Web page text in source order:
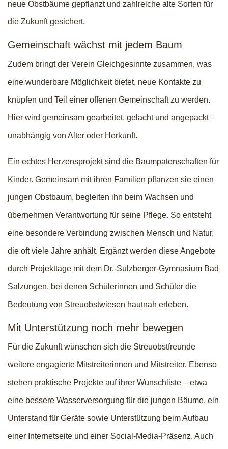
neue Obstbäume gepflanzt und zahlreiche alte Sorten für
die Zukunft gesichert.
Gemeinschaft wächst mit jedem Baum
Zudem bringt der Verein Gleichgesinnte zusammen, was
eine wunderbare Möglichkeit bietet, neue Kontakte zu
knüpfen und Teil einer offenen Gemeinschaft zu werden.
Hier wird gemeinsam gearbeitet, gelacht und angepackt –
unabhängig von Alter oder Herkunft.
Ein echtes Herzensprojekt sind die Baumpatenschaften für
Kinder. Gemeinsam mit ihren Familien pflanzen sie einen
jungen Obstbaum, begleiten ihn beim Wachsen und
übernehmen Verantwortung für seine Pflege. So entsteht
eine besondere Verbindung zwischen Mensch und Natur,
die oft viele Jahre anhält. Ergänzt werden diese Angebote
durch Projekttage mit dem Dr.-Sulzberger-Gymnasium Bad
Salzungen, bei denen Schülerinnen und Schüler die
Bedeutung von Streuobstwiesen hautnah erleben.
Mit Unterstützung noch mehr bewegen
Für die Zukunft wünschen sich die Streuobstfreunde
weitere engagierte Mitstreiterinnen und Mitstreiter. Ebenso
stehen praktische Projekte auf ihrer Wunschliste – etwa
eine bessere Wasserversorgung für die jungen Bäume, ein
Unterstand für Geräte sowie Unterstützung beim Aufbau
einer Internetseite und einer Social-Media-Präsenz. Auch